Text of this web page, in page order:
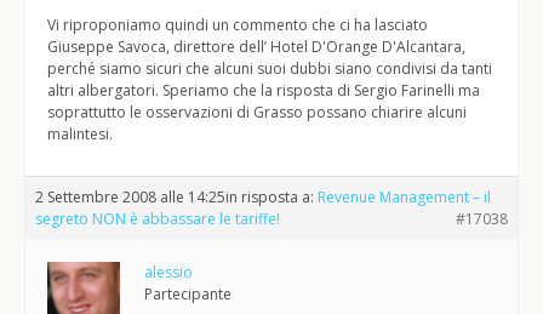
Vi riproponiamo quindi un commento che ci ha lasciato
Giuseppe Savoca, direttore dell’ Hotel D'Orange D'Alcantara,
perché siamo sicuri che alcuni suoi dubbi siano condivisi da tanti
altri albergatori. Speriamo che la risposta di Sergio Farinelli ma
soprattutto le osservazioni di Grasso possano chiarire alcuni
malintesi.
2 Settembre 2008 alle 14:25in risposta a: Revenue Management – il
segreto NON è abbassare le tariffe!
#17038
alessio
Partecipante